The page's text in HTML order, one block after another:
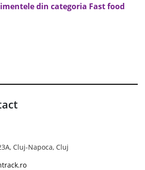
din categoria Fast food
Cluj-Napoca, Cluj